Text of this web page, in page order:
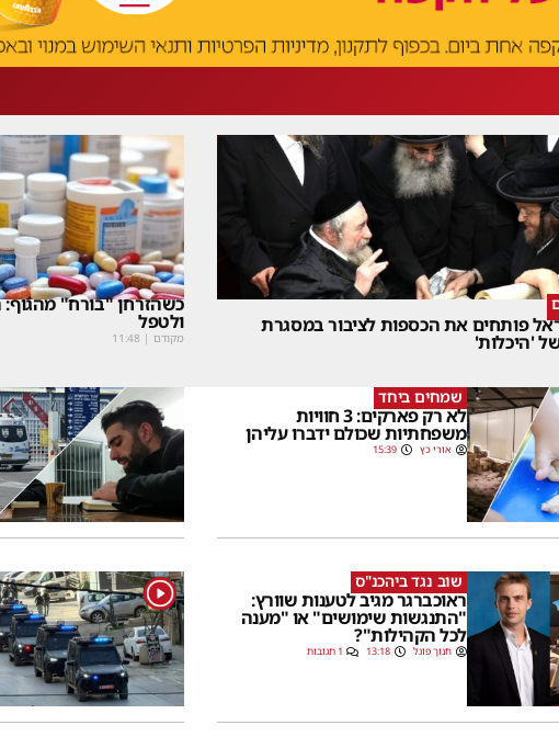
פותחים את הכספות לציבור במסגרת
'היכלות'
כשהזרחן "בורח"
ולטפל
מקודם |
11:48
שמחים ביחד
לא רק פארקים: 3 חוויות
משפחתיות שכולם ידברו עליהן
אורי כץ 15:39
שוב נגד ביהכנ"ס
ראוכברגר מגיב לטענות שוורץ:
"התנגשות שימושים" או "מענה
לכל הקהילות"?
חנוך פוגל 13:18 1 תגובות
1